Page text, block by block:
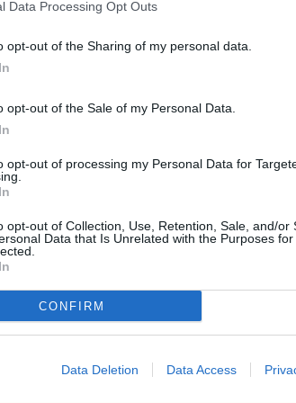
Data Processing Opt Outs
opt-out of the Sharing of my personal data.
opt-out of the Sale of my Personal Data.
opt-out of processing my Personal Data for
opt-out of Collection, Use, Retention, Sale, and/or
Data that Is Unrelated with the Purposes
CONFIRM
Data Deletion Data Access
ha echado la zahorra para comenzar a
embellecer el suelo. Después se actuará
fundamental de este proyecto". Junto a
árbol de este entorno" y se va curar y
secos para que no se pierdan y sigan dando
que se vigila "toda la vegetación" durante
la plantación "de una gran vegetación
por lo que se ampliará la zona peatonal
de manera que en la zona existente
semáforos para regular el tráfico y la
Adarves Bajos", ha concluido el también